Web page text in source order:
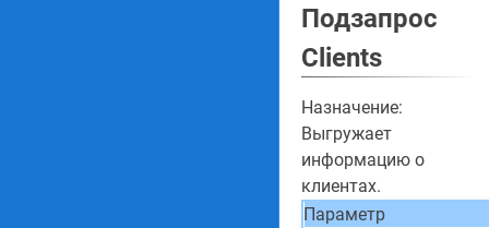
Подзапрос
Clients
Назначение:
Выгружает
информацию о
клиентах.
Параметр